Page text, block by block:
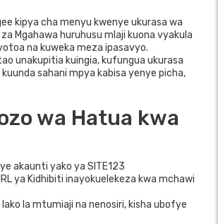
kipya cha menyu kwenye ukurasa wa
Mgahawa huruhusu mlaji kuona vyakula
na kuweka meza ipasavyo.
unakupitia kuingia, kufungua ukurasa
sahani mpya kabisa yenye picha,
wa Hatua kwa
akaunti yako ya SITE123
ya Kidhibiti inayokuelekeza kwa mchawi
lako la mtumiaji na nenosiri, kisha ubofye